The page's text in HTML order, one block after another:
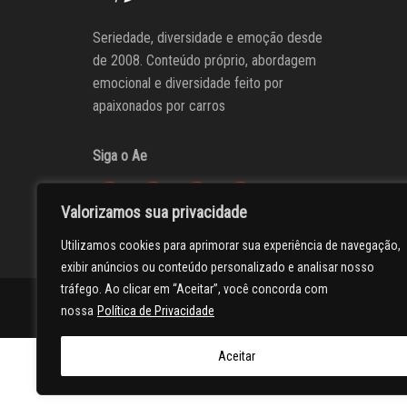
Valorizamos sua privacidade
Utilizamos cookies para aprimorar sua experiência de navegação,
exibir anúncios ou conteúdo personalizado e analisar nosso
tráfego. Ao clicar em “Aceitar”, você concorda com
nossa Política de Privacidade
Aceitar
Seriedade, diversidade e emoção desde
de 2008. Conteúdo próprio, abordagem
emocional e diversidade feito por
apaixonados por carros
Siga o Ae
AUTOentusiastas Editores